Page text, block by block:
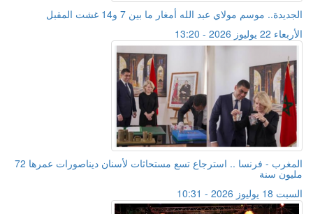
الجديدة.. موسم مولاي عبد الله أمغار ما بين 7 و14 غشت المقبل
الأربعاء 22 يوليوز 2026 - 13:20
المغرب - فرنسا .. استرجاع تسع مستحاثات لأسنان ديناصورات عمرها 72
مليون سنة
السبت 18 يوليوز 2026 - 10:31